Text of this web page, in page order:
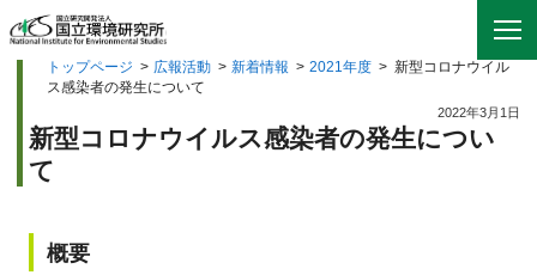
トップページ > 広報活動 > 新着情報 > 2021年度 > 新型コロナウイル
ス感染者の発生について
2022年3月1日
新型コロナウイルス感染者の発生につい
て
概要